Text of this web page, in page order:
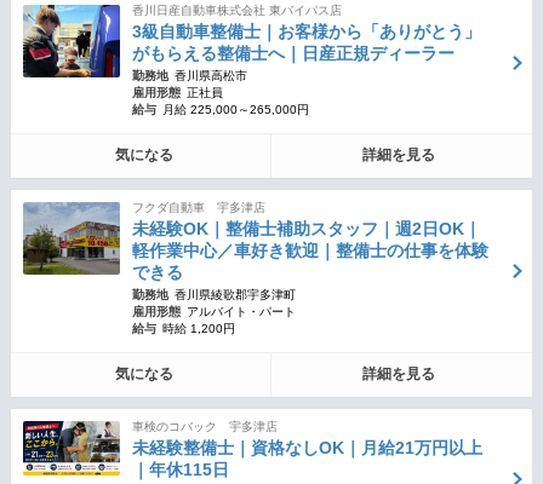
香川日産自動車株式会社 東バイパス店
3級自動車整備士｜お客様から「ありがとう」
がもらえる整備士へ｜日産正規ディーラー
勤務地 香川県高松市
雇用形態 正社員
給与
月給 225,000～265,000円
気になる 詳細を見る
フクダ自動車 宇多津店
未経験OK｜整備士補助スタッフ｜週2日OK｜
軽作業中心／車好き歓迎｜整備士の仕事を体験
できる
勤務地 香川県綾歌郡宇多津町
雇用形態 アルバイト・パート
給与 時給 1,200円
気になる 詳細を見る
車検のコバック 宇多津店
未経験整備士｜資格なしOK｜月給21万円以上
｜年休115日